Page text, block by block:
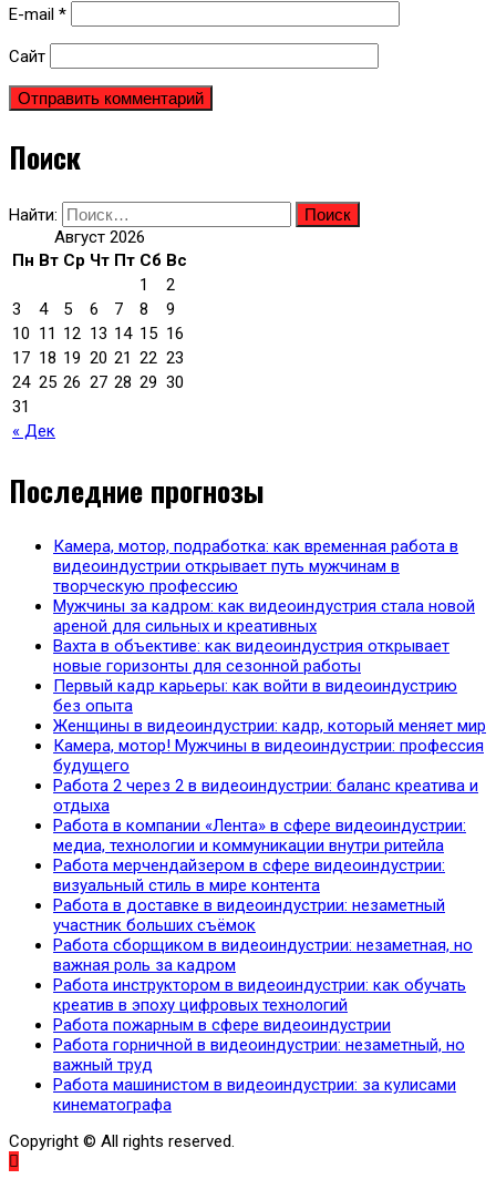
E-mail *
Сайт
Поиск
Найти:
Август 2026
Пн Вт Ср Чт Пт Сб Вс
« Дек
1
2
3
4 5 6 7 8
9
10 11 12 13 14 15 16
17 18 19 20 21 22 23
24 25 26 27 28 29 30
31
Последние прогнозы
Камера, мотор, подработка: как временная работа в
видеоиндустрии открывает путь мужчинам в
творческую профессию
Мужчины за кадром: как видеоиндустрия стала новой
ареной для сильных и креативных
Вахта в объективе: как видеоиндустрия открывает
новые горизонты для сезонной работы
Первый кадр карьеры: как войти в видеоиндустрию
без опыта
Женщины в видеоиндустрии: кадр, который меняет мир
Камера, мотор! Мужчины в видеоиндустрии: профессия
будущего
Работа 2 через 2 в видеоиндустрии: баланс креатива и
отдыха
Работа в компании «Лента» в сфере видеоиндустрии:
медиа, технологии и коммуникации внутри ритейла
Работа мерчендайзером в сфере видеоиндустрии:
визуальный стиль в мире контента
Работа в доставке в видеоиндустрии: незаметный
участник больших съёмок
Работа сборщиком в видеоиндустрии: незаметная, но
важная роль за кадром
Работа инструктором в видеоиндустрии: как обучать
креатив в эпоху цифровых технологий
Работа пожарным в сфере видеоиндустрии
Работа горничной в видеоиндустрии: незаметный, но
важный труд
Работа машинистом в видеоиндустрии: за кулисами
кинематографа
Copyright © All rights reserved.